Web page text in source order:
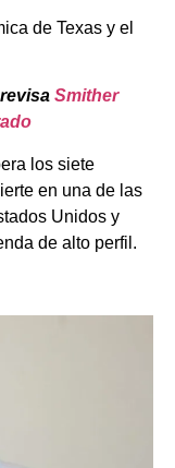
de Texas y el
Smither
los siete
en una de las
Unidos y
de alto perfil.